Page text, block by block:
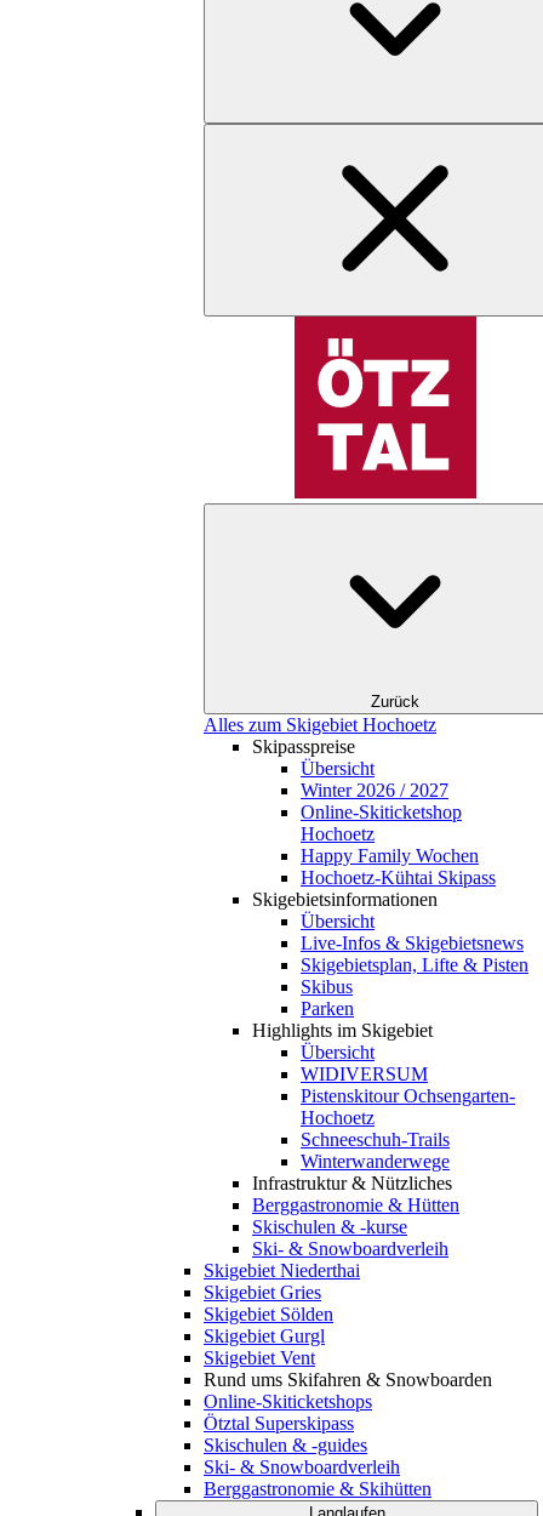
Zurück
Alles zum Skigebiet Hochoetz
Skipasspreise
Übersicht
Winter 2026 / 2027
Online-Skiticketshop
Hochoetz
Happy Family Wochen
Hochoetz-Kühtai Skipass
Skigebietsinformationen
Übersicht
Live-Infos & Skigebietsnews
Skigebietsplan, Lifte & Pisten
Skibus
Parken
Highlights im Skigebiet
Übersicht
WIDIVERSUM
Pistenskitour Ochsengarten-
Hochoetz
Schneeschuh-Trails
Winterwanderwege
Infrastruktur & Nützliches
Berggastronomie & Hütten
Skischulen & -kurse
Ski- & Snowboardverleih
Skigebiet Niederthai
Skigebiet Gries
Skigebiet Sölden
Skigebiet Gurgl
Skigebiet Vent
Rund ums Skifahren & Snowboarden
Online-Skiticketshops
Ötztal Superskipass
Skischulen & -guides
Ski- & Snowboardverleih
Berggastronomie & Skihütten